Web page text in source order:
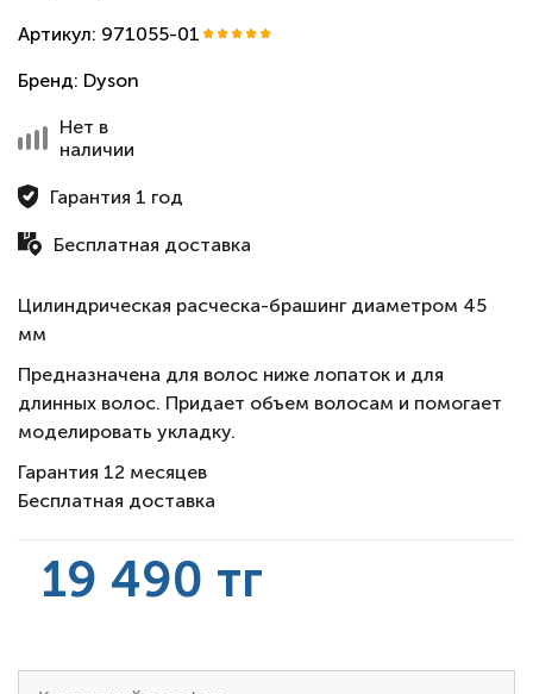
Артикул: 971055-01
Бренд: Dyson
Нет в
наличии
Гарантия 1 год
Бесплатная доставка
Цилиндрическая расческа-брашинг диаметром 45
мм
Предназначена для волос ниже лопаток и для
длинных волос. Придает объем волосам и помогает
моделировать укладку.
Гарантия 12 месяцев
Бесплатная доставка
19 490 тг